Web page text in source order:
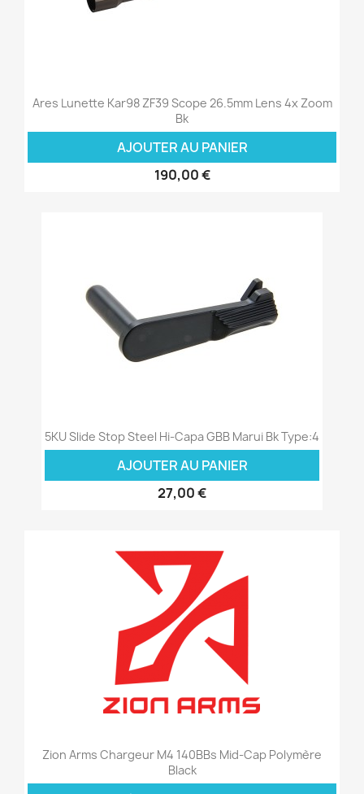
Ares Lunette Kar98 ZF39 Scope 26.5mm Lens 4x Zoom
Bk
AJOUTER AU PANIER
190,00 €
5KU Slide Stop Steel Hi-Capa GBB Marui Bk Type:4
AJOUTER AU PANIER
27,00 €
Zion Arms Chargeur M4 140BBs Mid-Cap Polymère
Black